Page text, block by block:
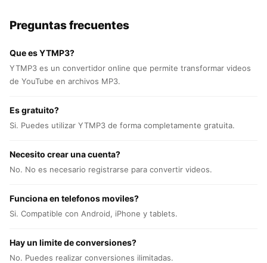
Preguntas frecuentes
Que es YTMP3?
YTMP3 es un convertidor online que permite transformar videos
de YouTube en archivos MP3.
Es gratuito?
Si. Puedes utilizar YTMP3 de forma completamente gratuita.
Necesito crear una cuenta?
No. No es necesario registrarse para convertir videos.
Funciona en telefonos moviles?
Si. Compatible con Android, iPhone y tablets.
Hay un limite de conversiones?
No. Puedes realizar conversiones ilimitadas.